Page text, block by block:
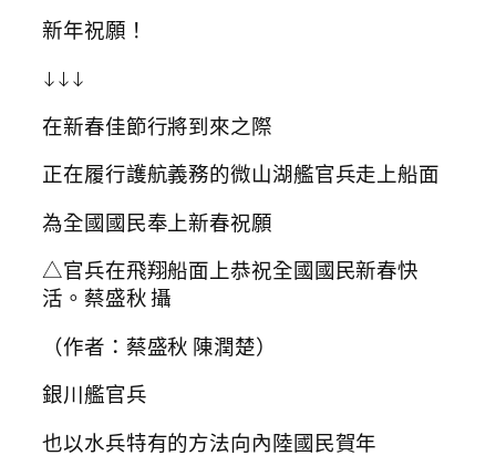
新年祝願！
↓↓↓
在新春佳節行將到來之際
正在履行護航義務的微山湖艦官兵走上船面
為全國國民奉上新春祝願
△官兵在飛翔船面上恭祝全國國民新春快
活。蔡盛秋 攝
（作者：蔡盛秋 陳潤楚）
銀川艦官兵
也以水兵特有的方法向內陸國民賀年